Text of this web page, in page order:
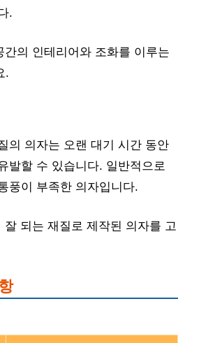
.
간의 인테리어와 조화를 이루는
.
의 의자는 오랜 대기 시간 동안
발할 수 있습니다. 일반적으로
풍이 부족한 의자입니다.
잘 되는 재질로 제작된 의자를 고